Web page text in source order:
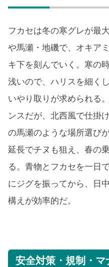
フカセは冬の寒グレが最
や馬瀬・地磯で、オキア
キ下を刻んでいく。寒の
浅いので、ハリスを細く
いやり取りが求められる
ンスだが、北西風で仕掛
の馬瀬のような場所選び
延長でチヌも狙え、春の
る。青物とフカセを一日
にジグを振ってから、日
構えが効率的だ。
安全対策・規制・